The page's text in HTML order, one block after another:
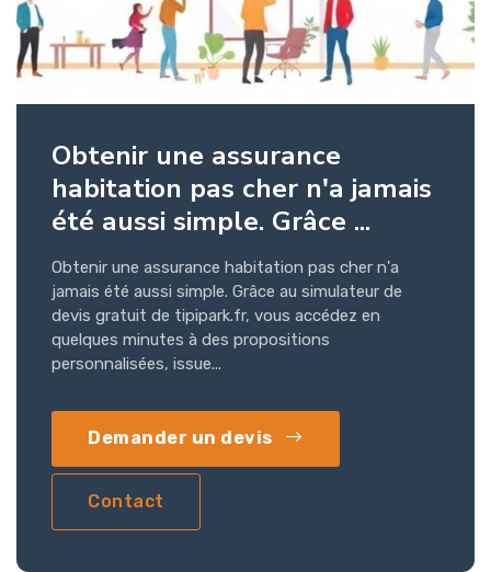
Obtenir une assurance
habitation pas cher n'a jamais
été aussi simple. Grâce ...
Obtenir une assurance habitation pas cher n'a
jamais été aussi simple. Grâce au simulateur de
devis gratuit de tipipark.fr, vous accédez en
quelques minutes à des propositions
personnalisées, issue...
Demander un devis
Contact